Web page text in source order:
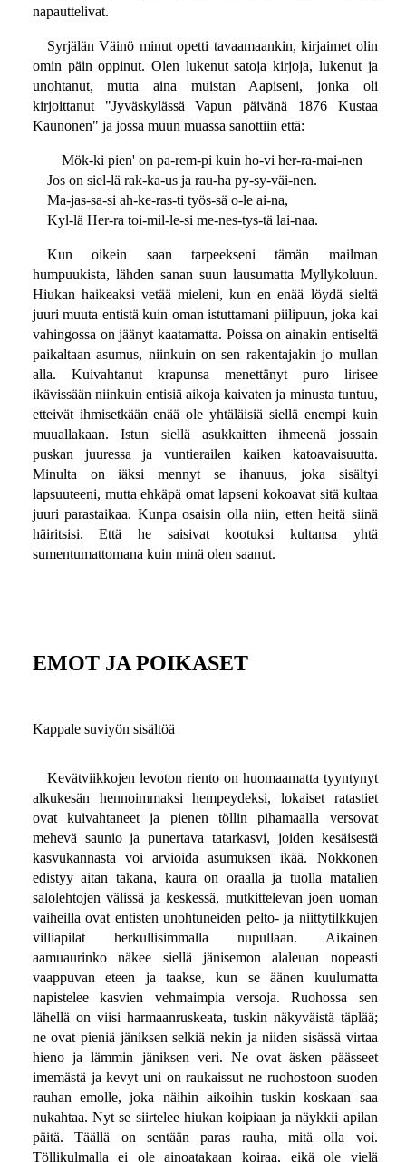
napauttelivat.
Syrjälän Väinö minut opetti tavaamaankin, kirjaimet olin
omin päin oppinut. Olen lukenut satoja kirjoja, lukenut ja
unohtanut, mutta aina muistan Aapiseni, jonka oli
kirjoittanut "Jyväskylässä Vapun päivänä 1876 Kustaa
Kaunonen" ja jossa muun muassa sanottiin että:
Mök-ki pien' on pa-rem-pi kuin ho-vi her-ra-mai-nen
Jos on siel-lä rak-ka-us ja rau-ha py-sy-väi-nen.
Ma-jas-sa-si ah-ke-ras-ti työs-sä o-le ai-na,
Kyl-lä Her-ra toi-mil-le-si me-nes-tys-tä lai-naa.
Kun oikein saan tarpeekseni tämän mailman
humpuukista, lähden sanan suun lausumatta Myllykoluun.
Hiukan haikeaksi vetää mieleni, kun en enää löydä sieltä
juuri muuta entistä kuin oman istuttamani piilipuun, joka kai
vahingossa on jäänyt kaatamatta. Poissa on ainakin entiseltä
paikaltaan asumus, niinkuin on sen rakentajakin jo mullan
alla. Kuivahtanut krapunsa menettänyt puro lirisee
ikävissään niinkuin entisiä aikoja kaivaten ja minusta tuntuu,
etteivät ihmisetkään enää ole yhtäläisiä siellä enempi kuin
muuallakaan. Istun siellä asukkaitten ihmeenä jossain
puskan juuressa ja vuntierailen kaiken katoavaisuutta.
Minulta on iäksi mennyt se ihanuus, joka sisältyi
lapsuuteeni, mutta ehkäpä omat lapseni kokoavat sitä kultaa
juuri parastaikaa. Kunpa osaisin olla niin, etten heitä siinä
häiritsisi. Että he saisivat kootuksi kultansa yhtä
sumentumattomana kuin minä olen saanut.
EMOT JA POIKASET
Kappale suviyön sisältöä
Kevätviikkojen levoton riento on huomaamatta tyyntynyt
alkukesän hennoimmaksi hempeydeksi, lokaiset ratastiet
ovat kuivahtaneet ja pienen töllin pihamaalla versovat
mehevä saunio ja punertava tatarkasvi, joiden kesäisestä
kasvukannasta voi arvioida asumuksen ikää. Nokkonen
edistyy aitan takana, kaura on oraalla ja tuolla matalien
salolehtojen välissä ja keskessä, mutkittelevan joen uoman
vaiheilla ovat entisten unohtuneiden pelto- ja niittytilkkujen
villiapilat herkullisimmalla nupullaan. Aikainen
aamuaurinko näkee siellä jänisemon alaleuan nopeasti
vaappuvan eteen ja taakse, kun se äänen kuulumatta
napistelee kasvien vehmaimpia versoja. Ruohossa sen
lähellä on viisi harmaanruskeata, tuskin näkyväistä täplää;
ne ovat pieniä jäniksen selkiä nekin ja niiden sisässä virtaa
hieno ja lämmin jäniksen veri. Ne ovat äsken päässeet
imemästä ja kevyt uni on raukaissut ne ruohostoon suoden
rauhan emolle, joka näihin aikoihin tuskin koskaan saa
nukahtaa. Nyt se siirtelee hiukan koipiaan ja näykkii apilan
päitä. Täällä on sentään paras rauha, mitä olla voi.
Töllikulmalla ei ole ainoatakaan koiraa, eikä ole vielä